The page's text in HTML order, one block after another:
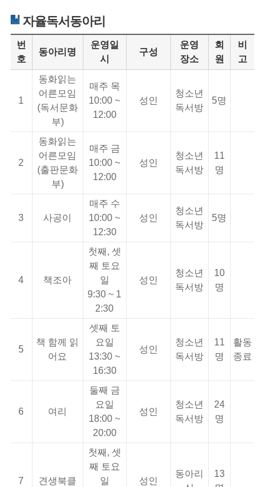
자율독서동아리
번
호
동아리명
운영일
시
구성
운영
장소
회
원
비
고
1
동화읽는
어른모임
(독서문화
부)
매주 목
10:00 ~
12:00
성인
청소년
독서방
5명
2
동화읽는
어른모임
(출판문화
부)
매주 금
10:00 ~
12:00
성인
청소년
독서방
11
명
3 사공이
매주 수
10:00 ~
12:30
성인
청소년
독서방
5명
4 책조아
첫째, 셋
째 토요
일
9:30 ~ 1
2:30
성인
청소년
독서방
10
명
5
책 함께 읽
어요
셋째 토
요일
13:30 ~
16:30
성인
청소년
독서방
11
명
활동
종료
6 여리
둘째 금
요일
18:00 ~
20:00
성인
청소년
독서방
24
명
7 견생북클
첫째, 셋
째 토요
일
성인
동아리
13